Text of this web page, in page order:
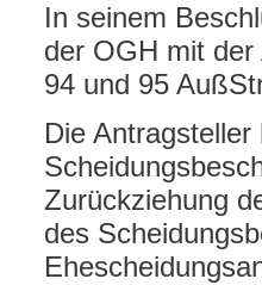
In seinem
der OGH mit
94 und 95
Die
Zurückziehung
des